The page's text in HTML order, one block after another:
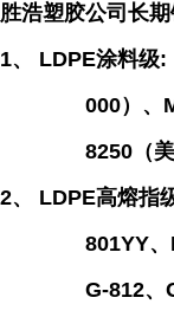
胜浩塑胶公司长期
1、 LDPE涂料级:
000）、
8250 （
2、 LDPE高熔指
801YY、
G-812、